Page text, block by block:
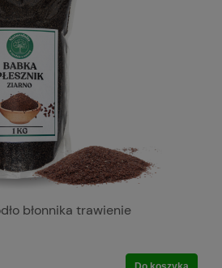
błonnika trawienie